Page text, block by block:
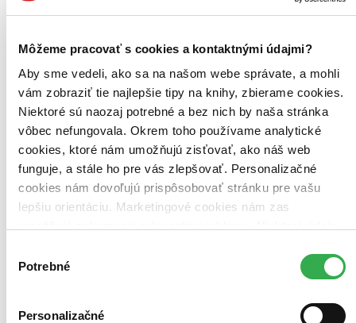
Môžeme pracovať s cookies a kontaktnými údajmi?
Aby sme vedeli, ako sa na našom webe správate, a mohli
vám zobraziť tie najlepšie tipy na knihy, zbierame cookies.
Niektoré sú naozaj potrebné a bez nich by naša stránka
vôbec nefungovala. Okrem toho používame analytické
cookies, ktoré nám umožňujú zisťovať, ako náš web
funguje, a stále ho pre vás zlepšovať. Personalizačné
cookies nám dovoľujú prispôsobovať stránku pre vašu
lepšiu orientáciu. Marketingové cookies nám zas
keby sme mohli používať všetky tieto cookies. Ďakujeme!
súhlasu
Potrebné
Personalizačné
Zúžiť výber
Zoradiť
Bestsellery
Top hodnotené
Novinky
Najdrahšie
Najlacnejšie